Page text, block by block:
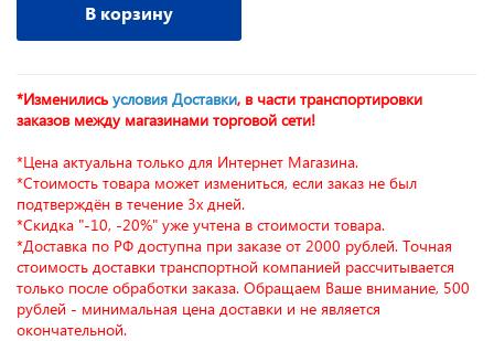
В корзину
*Изменились условия Доставки, в части транспортировки
заказов между магазинами торговой сети!
*Цена актуальна только для Интернет Магазина.
*Стоимость товара может измениться, если заказ не был
подтверждён в течение 3х дней.
*Скидка "-10, -20%" уже учтена в стоимости товара.
*Доставка по РФ доступна при заказе от 2000 рублей. Точная
стоимость доставки транспортной компанией рассчитывается
только после обработки заказа. Обращаем Ваше внимание, 500
рублей - минимальная цена доставки и не является
окончательной.